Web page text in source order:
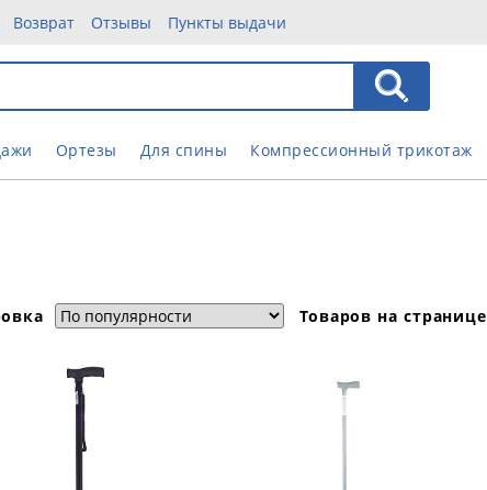
Возврат Отзывы Пункты выдачи
Ортезы Для спины Компрессионный трикотаж
Товаров на странице